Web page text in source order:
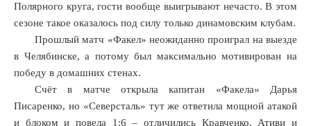
Полярного круга, гости вообще выигрывают нечасто. В этом
сезоне такое оказалось под силу только динамовским клубам.
Прошлый матч «Факел» неожиданно проиграл на выезде
в Челябинске, а потому был максимально мотивирован на
победу в домашних стенах.
Счёт в матче открыла капитан «Факела» Дарья
Писаренко, но «Северсталь» тут же ответила мощной атакой
и блоком и повела 1:6 – отличились Кравченко, Ативи и